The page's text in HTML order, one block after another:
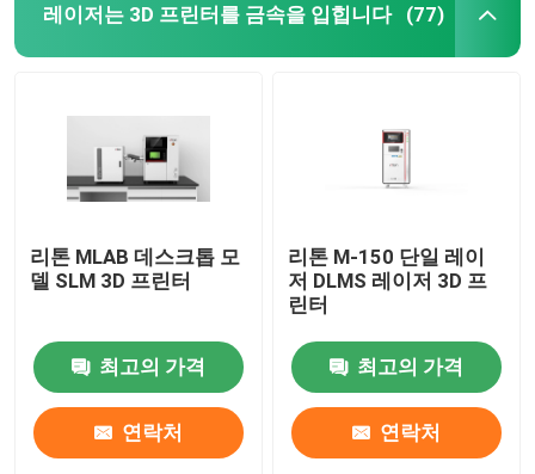
레이저는 3D 프린터를 금속을 입힙니다 (77)
리톤 MLAB 데스크톱 모
델 SLM 3D 프린터
최고의 가격
연락처
리톤 M-150 단일 레이
저 DLMS 레이저 3D 프
린터
최고의 가격
연락처